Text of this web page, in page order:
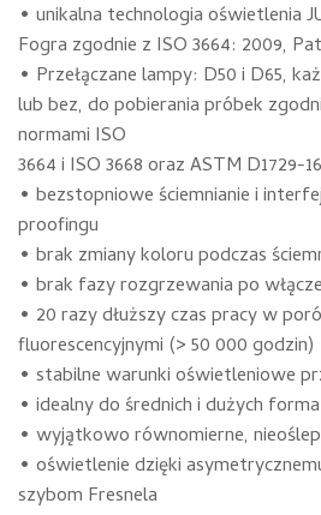
• unikalna technologia oświetlenia
Fogra zgodnie z ISO 3664: 2009,
• Przełączane lampy: D50 i D65,
lub bez, do pobierania próbek
normami ISO
3664 i ISO 3668 oraz ASTM D1729-16
• bezstopniowe ściemnianie i
proofingu
• brak zmiany koloru podczas
• brak fazy rozgrzewania po
• 20 razy dłuższy czas pracy w
fluorescencyjnymi (> 50 000 godzin)
• stabilne warunki oświetleniowe
• idealny do średnich i dużych
• wyjątkowo równomierne,
• oświetlenie dzięki
szybom Fresnela